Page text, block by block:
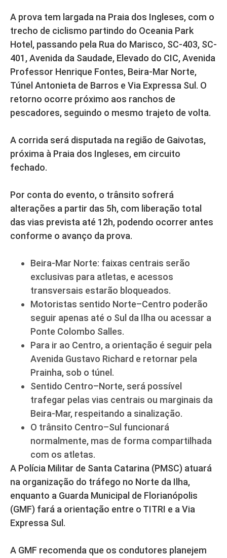
A prova tem largada na Praia dos Ingleses, com o
trecho de ciclismo partindo do Oceania Park
Hotel, passando pela Rua do Marisco, SC-403, SC-
401, Avenida da Saudade, Elevado do CIC, Avenida
Professor Henrique Fontes, Beira-Mar Norte,
Túnel Antonieta de Barros e Via Expressa Sul. O
retorno ocorre próximo aos ranchos de
pescadores, seguindo o mesmo trajeto de volta.
A corrida será disputada na região de Gaivotas,
próxima à Praia dos Ingleses, em circuito
fechado.
Por conta do evento, o trânsito sofrerá
alterações a partir das 5h, com liberação total
das vias prevista até 12h, podendo ocorrer antes
conforme o avanço da prova.
Beira-Mar Norte: faixas centrais serão
exclusivas para atletas, e acessos
transversais estarão bloqueados.
Motoristas sentido Norte–Centro poderão
seguir apenas até o Sul da Ilha ou acessar a
Ponte Colombo Salles.
Para ir ao Centro, a orientação é seguir pela
Avenida Gustavo Richard e retornar pela
Prainha, sob o túnel.
Sentido Centro–Norte, será possível
trafegar pelas vias centrais ou marginais da
Beira-Mar, respeitando a sinalização.
O trânsito Centro–Sul funcionará
normalmente, mas de forma compartilhada
com os atletas.
A Polícia Militar de Santa Catarina (PMSC) atuará
na organização do tráfego no Norte da Ilha,
enquanto a Guarda Municipal de Florianópolis
(GMF) fará a orientação entre o TITRI e a Via
Expressa Sul.
A GMF recomenda que os condutores planejem